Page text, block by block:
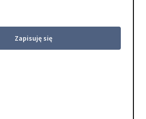
Zapisuję się